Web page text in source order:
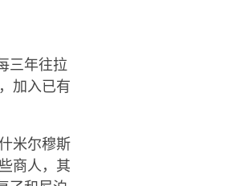
三年往拉
加入已有
米尔穆斯
商人，其